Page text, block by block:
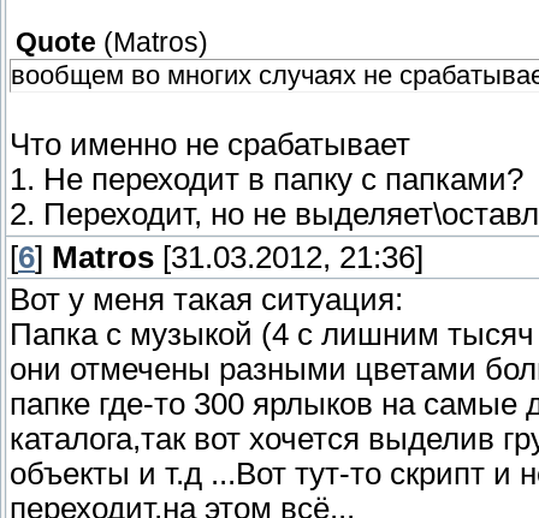
Quote (Matros)
вообщем во многих случаях не
Что именно не срабатывает
1. Не переходит в папку с папками?
2. Переходит, но не
[6] Matros [31.03.2012, 21:36]
Вот у меня такая ситуация:
Папка с музыкой (4 с лишним
они отмечены разными цветами
папке где-то 300 ярлыков на
каталога,так вот хочется выделив
объекты и т.д ...Вот тут-то скрипт и
переходит,на этом всё...